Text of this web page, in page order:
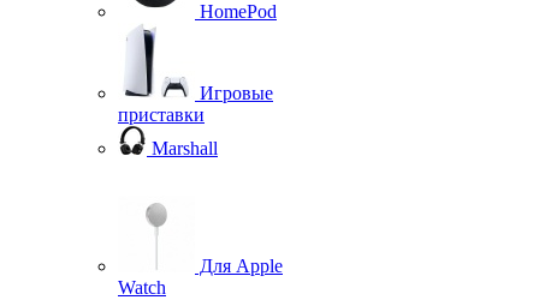
HomePod
Игровые
приставки
Marshall
Для Apple
Watch